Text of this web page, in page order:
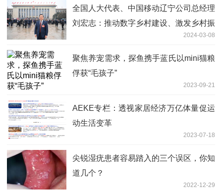
全国人大代表、中国移动辽宁公司总经理
刘宏志：推动数字乡村建设、激发乡村振
2024-03-08
聚焦养宠需求，探鱼携手蓝氏以mini猫粮
俘获“毛孩子”
2023-09-21
AEKE专栏：透视家居经济万亿体量促运
动生活变革
2023-07-18
尖锐湿疣患者容易踏入的三个误区，你知
道几个？
2022-12-29